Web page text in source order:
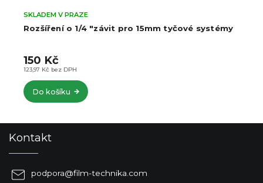
Rozšíření o 1/4 "závit pro 15mm tyčové systémy
SKLADEM V PRAZE
123,97 Kč bez DPH
150 Kč
Do košíku
Kontakt
podpora@film-technika.com